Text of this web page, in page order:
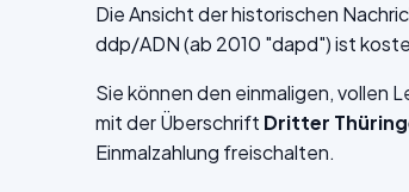
Die Ansicht der historischen
ddp/ADN (ab 2010 "dapd") ist
Sie können den einmaligen, vollen
mit der Überschrift Dritter
Einmalzahlung freischalten.